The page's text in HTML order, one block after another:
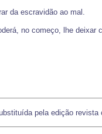
da escravidão ao mal.
no começo, lhe
pela edição